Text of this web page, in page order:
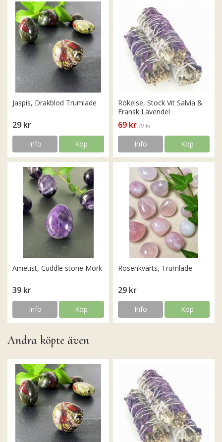
Jaspis, Drakblod Trumlade
29 kr
Info Köp
Rökelse, Stock Vit Salvia &
Fransk Lavendel
69 kr 79 kr
Info Köp
Ametist, Cuddle stone Mörk
39 kr
Info Köp
Rosenkvarts, Trumlade
29 kr
Info Köp
Andra köpte även